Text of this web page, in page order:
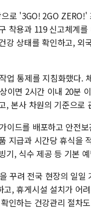
로 '3GO! 2GO
착용과 119 신고체계
강 상태를 확인하고, 외
업 통제를 지침화했다.
이면 2시간 이내 20분
, 본사 차원의 기준으로
이드를 배포하고 안전
지급과 시간당 휴식을
기, 식수 제공 등 기본
꾸려 전국 현장의 일
, 휴게시설 설치가 어
인하는 건강관리 절차